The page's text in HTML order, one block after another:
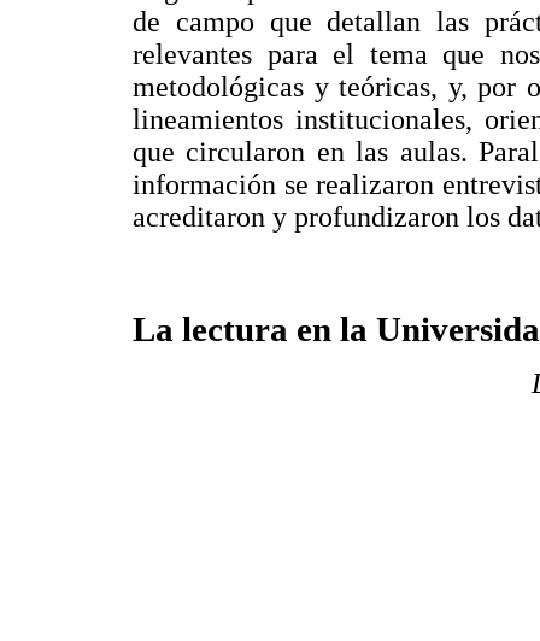
de campo que detallan las
relevantes para el tema que
metodológicas y teóricas, y, por
lineamientos institucionales,
que circularon en las aulas.
información se realizaron
acreditaron y profundizaron los
La lectura en la